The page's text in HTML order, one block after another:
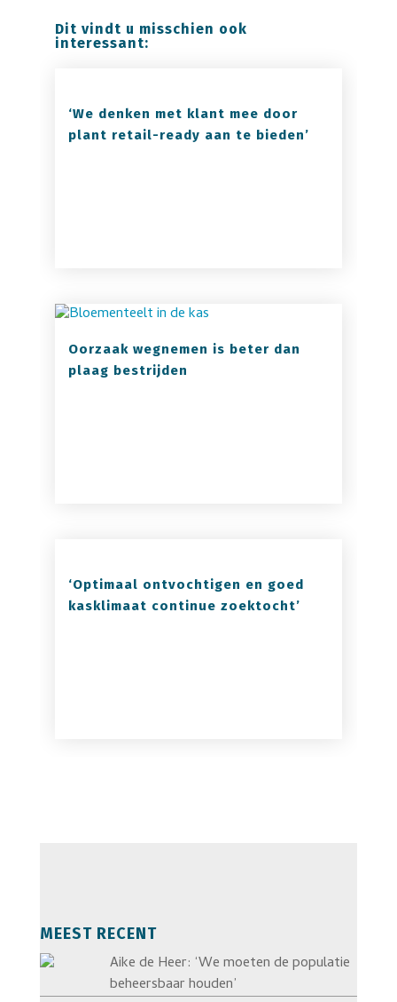
Dit vindt u misschien ook
interessant:
‘We denken met klant mee door
plant retail-ready aan te bieden’
Oorzaak wegnemen is beter dan
plaag bestrijden
‘Optimaal ontvochtigen en goed
kasklimaat continue zoektocht’
MEEST RECENT
Aike de Heer: ‘We moeten de populatie
beheersbaar houden’